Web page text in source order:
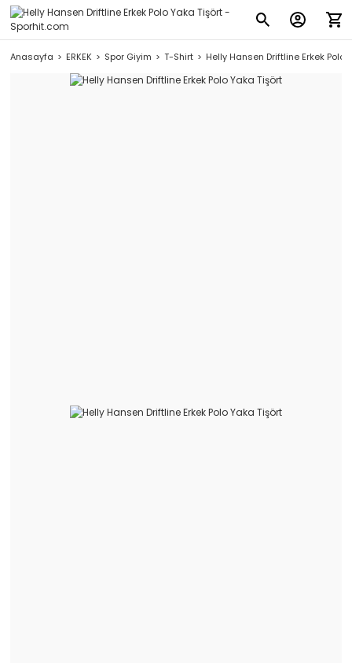
Anasayfa ERKEK Spor Giyim T-Shirt Helly Hansen Driftline Erkek Polo